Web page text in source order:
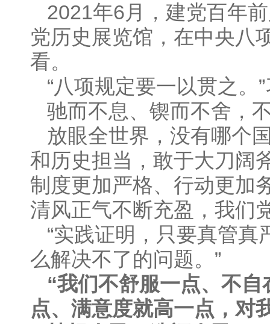
2021年6月，建党百年
党历史展览馆，在中央八
看。
“八项规定要一以贯之。
驰而不息、锲而不舍，
放眼全世界，没有哪个
和历史担当，敢于大刀阔
制度更加严格、行动更加
清风正气不断充盈，我们
“实践证明，只要真管
么解决不了的问题。”
“我们不舒服一点、不
点、满意度就高一点，对